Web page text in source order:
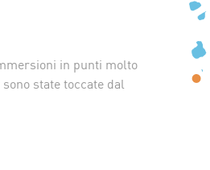
in punti molto
state toccate dal